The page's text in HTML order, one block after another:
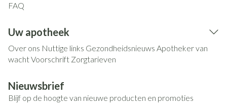
FAQ
Uw apotheek
Over ons Nuttige links Gezondheidsnieuws Apotheker van
wachtVoorschrift Zorgtarieven
Nieuwsbrief
Blijf op de hoogte van nieuwe producten en promoties